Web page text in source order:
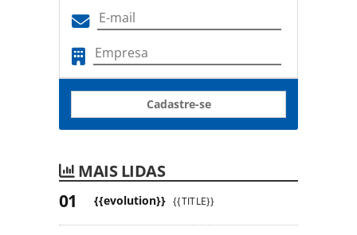
Cadastre-se
MAIS LIDAS
{{evolution}} {{TITLE}}